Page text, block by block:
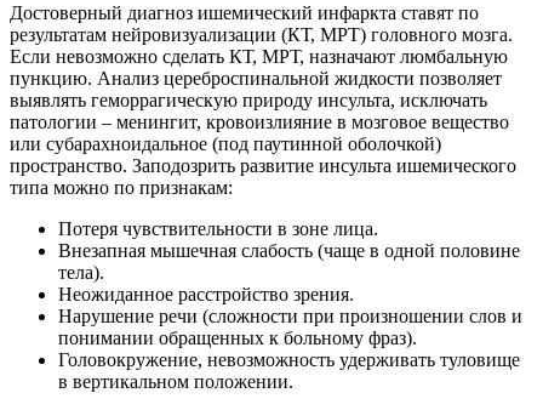
Достоверный диагноз ишемический инфаркта ставят по
результатам нейровизуализации (КТ, МРТ) головного мозга.
Если невозможно сделать КТ, МРТ, назначают люмбальную
пункцию. Анализ цереброспинальной жидкости позволяет
выявлять геморрагическую природу инсульта, исключать
патологии – менингит, кровоизлияние в мозговое вещество
или субарахноидальное (под паутинной оболочкой)
пространство. Заподозрить развитие инсульта ишемического
типа можно по признакам:
Потеря чувствительности в зоне лица.
Внезапная мышечная слабость (чаще в одной половине
тела).
Неожиданное расстройство зрения.
Нарушение речи (сложности при произношении слов и
понимании обращенных к больному фраз).
Головокружение, невозможность удерживать туловище
в вертикальном положении.